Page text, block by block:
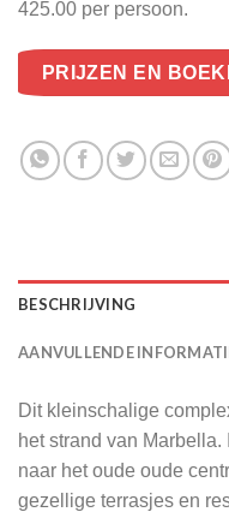
425.00 per persoon.
PRIJZEN EN
BESCHRIJVING
AANVULLENDE
Dit kleinschalige
het strand van
naar het oude oude
gezellige terrasjes en